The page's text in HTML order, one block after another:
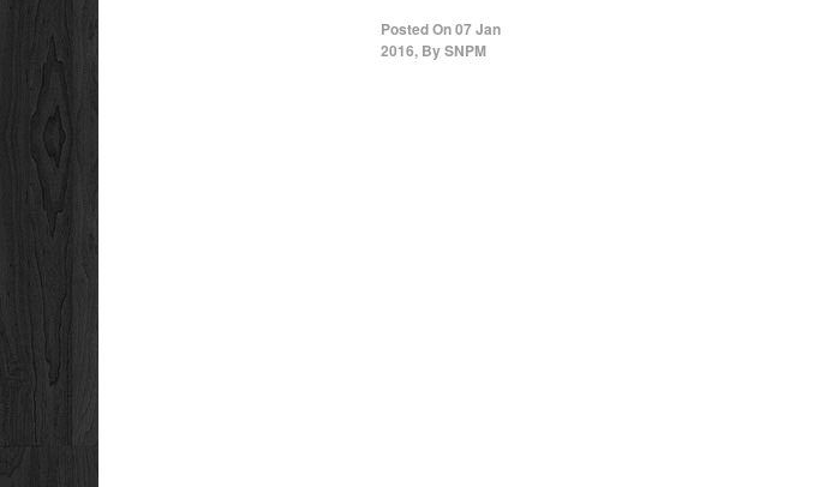
Posted On07 Jan
2016, BySNPM